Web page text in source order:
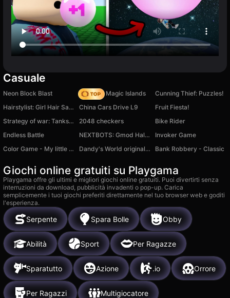
Casuale
Neon Block Blast Mahjong Magic Islands
Cunning Thief: Puzzles!
Hairstylist: Girl Hair Salon
China Cars Drive L9
Fruit Fiesta!
Strategy of war: Tanks and helicopters
2048 checkers
Bike Rider
Endless Battle
NEXTBOTS: Gmod Half-Life Edition
Invoker Game
Color Game - My little pony, for kids
Dandy's World original 3D Bank Robbery - Classic
Giochi online gratuiti su Playgama
Playgama offre gli ultimi e migliori giochi online gratuiti. Puoi divertirti senza
interruzioni da download, pubblicità invadenti o pop-up. Carica
semplicemente i tuoi giochi preferiti direttamente nel tuo browser web e goditi
l'esperienza.
Serpente Spara Bolle Obby
Abilità Sport Per Ragazze
Sparatutto Azione .io Orrore
Per Ragazzi Multigiocatore